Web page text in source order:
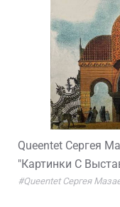
Queentet Сергея
"Картинки С
#Queentet Сергея